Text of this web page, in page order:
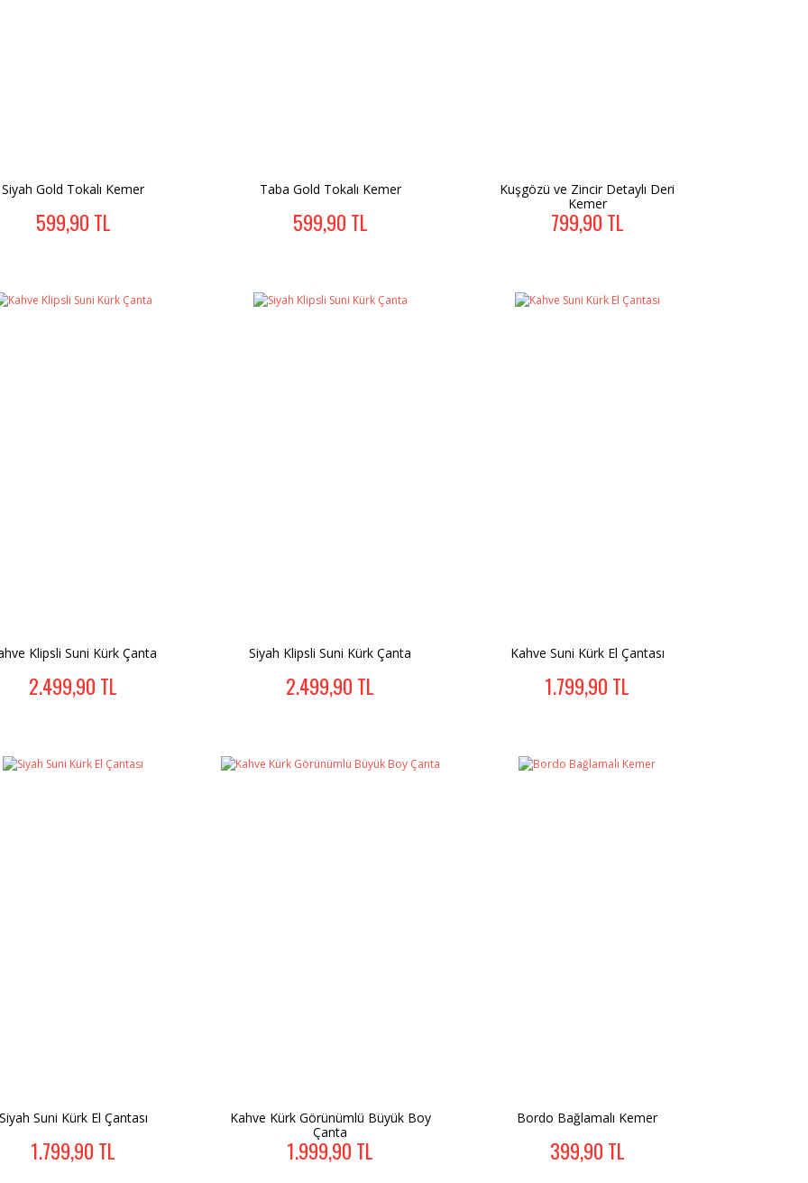
Siyah Gold Tokalı Kemer
599,90 TL
Taba Gold Tokalı Kemer
599,90 TL
Kuşgözü ve Zincir Detaylı Deri
Kemer
799,90 TL
Klipsli Suni Kürk Çanta
2.499,90 TL
Siyah Klipsli Suni Kürk Çanta
2.499,90 TL
Kahve Suni Kürk El Çantası
1.799,90 TL
Suni Kürk El Çantası
1.799,90 TL
Kahve Kürk Görünümlü Büyük Boy
Çanta
1.999,90 TL
Bordo Bağlamalı Kemer
399,90 TL